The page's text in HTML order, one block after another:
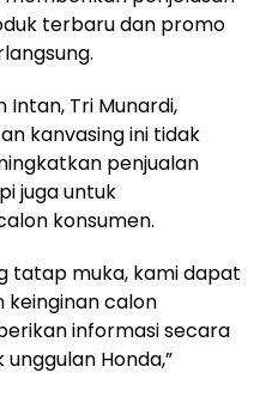
terbaru dan promo
Intan, Tri Munardi,
kanvasing ini tidak
penjualan
juga untuk
konsumen.
tatap muka, kami dapat
keinginan calon
informasi secara
Honda,”